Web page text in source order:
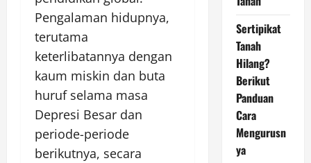
Pengalaman hidupnya,
terutama
keterlibatannya dengan
kaum miskin dan buta
huruf selama masa
Depresi Besar dan
periode-periode
berikutnya, secara
Sertipikat
Tanah
Hilang?
Berikut
Panduan
Cara
Mengurusn
ya